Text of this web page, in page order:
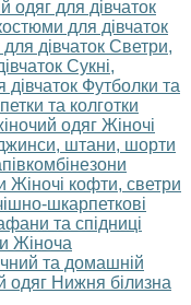
одяг для дівчаток
для дівчаток
дівчаток Светри,
Сукні,
дівчаток Футболки та
та колготки
одяг Жіночі
штани, шорти
Жіночі кофти, светри
шкарпеткові
та спідниці
Жіноча
та домашній
одяг Нижня білизна